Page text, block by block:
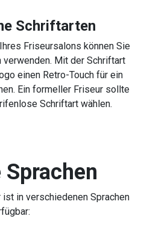
Schriftarten
Friseursalons können Sie
Mit der Schriftart
einen Retro-Touch für ein
Ein formeller Friseur sollte
Schriftart wählen.
in verschiedenen Sprachen